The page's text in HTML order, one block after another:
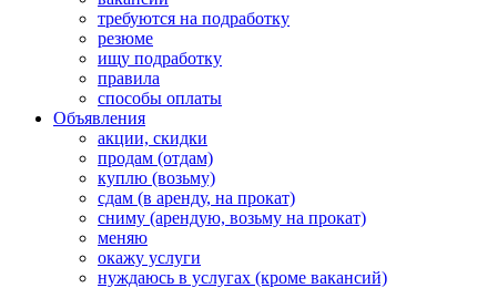
требуются на подработку
резюме
ищу подработку
правила
способы оплаты
Объявления
акции, скидки
продам (отдам)
куплю (возьму)
сдам (в аренду, на прокат)
сниму (арендую, возьму на прокат)
меняю
окажу услуги
нуждаюсь в услугах (кроме вакансий)